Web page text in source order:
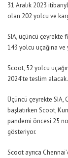
31 Aralık 2023
olan 202 yolcu ve
SIA, üçüncü
143 yolcu uçağına ve
Scoot, 52 yolcu
2024’te teslim
Üçüncü çeyrekte SIA,
başlatırken Scoot,
pandemi öncesi 25
gösteriyor.
Scoot ayrıca